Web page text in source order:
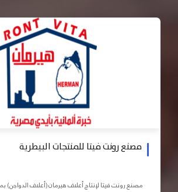
مصنع رونت فيتا للمنتجات البيطرية
مصنع رونت فيتا لإنتاج أعلاف هيرمان (أعلاف الدواجن)